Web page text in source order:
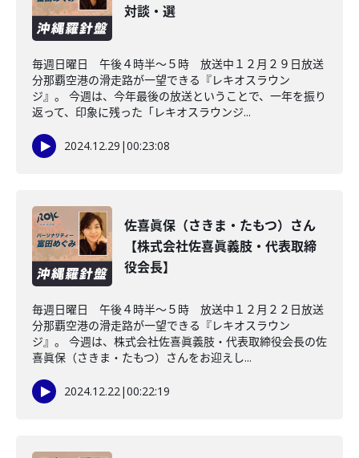
対談・選
毎週日曜日 午後４時半～５時 放送中１２月２９日放送
分那覇空港の滑走路が一望できる『レキオスラウン
ジ』。 今週は、今年最後の放送ということで、一年を振り
返って、印象に残った「レキオスラウンジ...
2024.12.29 |00:23:08
佐喜眞保（さきま・たもつ）さん
【株式会社佐喜眞義肢・代表取締
役会長】
毎週日曜日 午後４時半～５時 放送中１２月２２日放送
分那覇空港の滑走路が一望できる『レキオスラウン
ジ』。 今週は、株式会社佐喜眞義肢・代表取締役会長の佐
喜眞保（さきま・たもつ）さんをお迎えし...
2024.12.22|00:22:19